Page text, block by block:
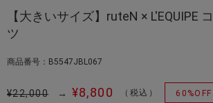
【大きいサイズ】ruteN × L'EQUIPE
ツ
商品番号：B5547JBL067
¥22,000 → ¥8,800 （税込） 60%OFF